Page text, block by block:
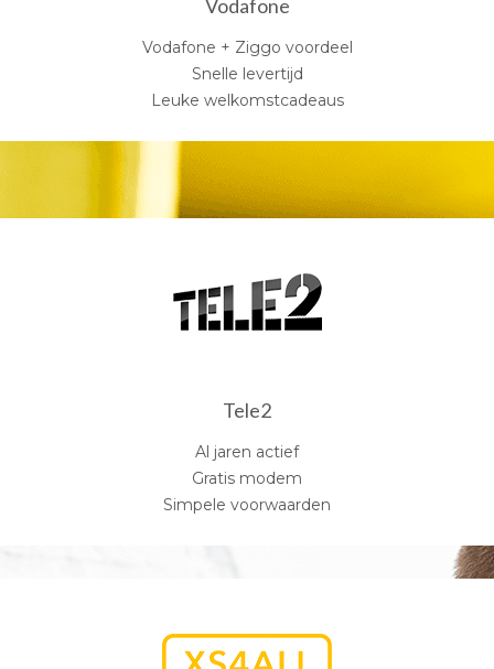
Vodafone
Vodafone + Ziggo voordeel
Snelle levertijd
Leuke welkomstcadeaus
Tele2
Al jaren actief
Gratis modem
Simpele voorwaarden